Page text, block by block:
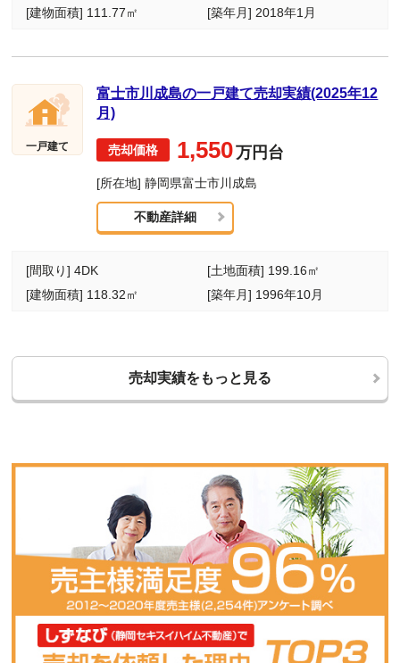
[建物面積] 111.77㎡ [築年月] 2018年1月
一戸建て
富士市川成島の一戸建て売却実績(2025年12
月)
1,550万円台
[所在地] 静岡県富士市川成島
不動産詳細
[間取り] 4DK
[土地面積] 199.16㎡
[建物面積] 118.32㎡
[築年月] 1996年10月
売却実績をもっと見る